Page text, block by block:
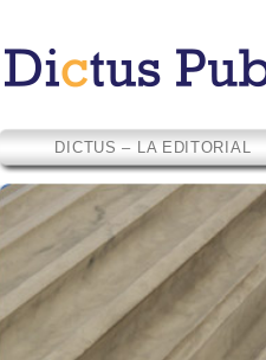
DICTUS – LA EDITORIAL